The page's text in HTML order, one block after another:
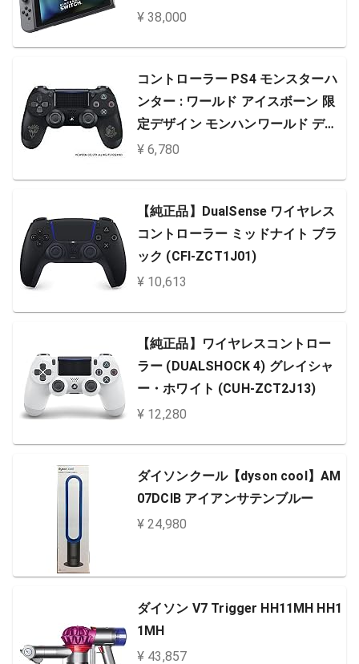
¥ 38,000
コントローラー PS4 モンスターハ
ンター : ワールド アイスボーン 限
定デザイン モンハンワールド デュ
アルショック4
¥ 6,780
【純正品】DualSense ワイヤレス
コントローラー ミッドナイト ブラ
ック (CFI-ZCT1J01)
¥ 10,613
【純正品】ワイヤレスコントロー
ラー (DUALSHOCK 4) グレイシャ
ー・ホワイト (CUH-ZCT2J13)
¥ 12,280
ダイソンクール【dyson cool】AM
07DCIB アイアンサテンブルー
¥ 24,980
ダイソン V7 Trigger HH11MH HH1
1MH
¥ 43,857